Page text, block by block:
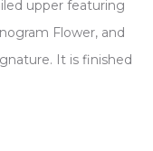
upper featuring
Flower, and
It is finished